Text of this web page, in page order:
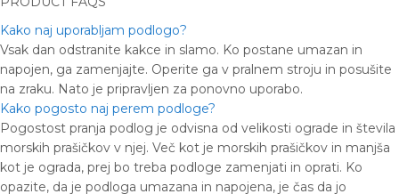
Kako naj uporabljam podlogo?
Vsak dan odstranite kakce in slamo. Ko postane umazan in
napojen, ga zamenjajte. Operite ga v pralnem stroju in posušite
na zraku. Nato je pripravljen za ponovno uporabo.
Kako pogosto naj perem podloge?
Pogostost pranja podlog je odvisna od velikosti ograde in števila
morskih prašičkov v njej. Več kot je morskih prašičkov in manjša
kot je ograda, prej bo treba podloge zamenjati in oprati. Ko
opazite, da je podloga umazana in napojena, je čas da jo